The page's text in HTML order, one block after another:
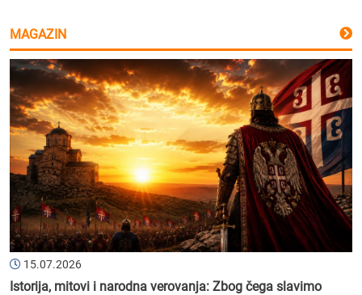
MAGAZIN
15.07.2026
Istorija, mitovi i narodna verovanja: Zbog čega slavimo